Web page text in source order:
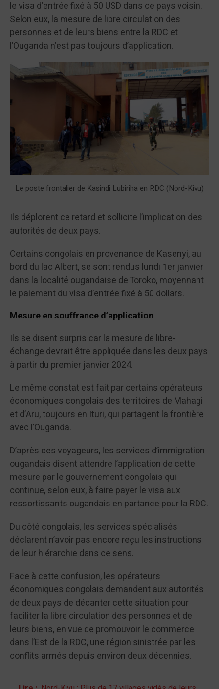
le visa d’entrée fixé à 50 USD dans ce pays voisin.
Selon eux, la mesure de libre circulation des
personnes et de leurs biens entre la RDC et
l’Ouganda n’est pas toujours d’application.
Le poste frontalier de Kasindi Lubiriha en RDC (Nord-Kivu)
Ils déplorent ce retard et sollicite l’implication des
autorités de deux pays.
Certains congolais en provenance de Kasenyi, au
bord du lac Albert, se sont rendus lundi 1er janvier
dans la localité ougandaise de Toroko, moyennant
le paiement du visa d’entrée fixé à 50 dollars.
Mesure en souffrance d’application
Ils se disent surpris car la mesure de libre-
échange devrait être appliquée dans les deux pays
à partir du premier janvier 2024.
Le même constat est fait par certains opérateurs
économiques congolais des territoires de Mahagi
et d’Aru, toujours en Ituri, qui partagent la frontière
avec l’Ouganda.
D’après ces voyageurs, les services d’immigration
ougandais disent attendre l’application de cette
mesure par le gouvernement congolais qui
continue, selon eux, à faire payer le visa aux
ressortissants ougandais en partance pour la RDC.
Du côté congolais, les services spécialisés
déclarent n’avoir pas encore reçu les instructions
de leur hiérarchie dans ce sens.
Face à cette confusion, les opérateurs
économiques congolais demandent aux autorités
de deux pays de décanter cette situation pour
faciliter la libre circulation des personnes et de
leurs biens, en vue de promouvoir le commerce
dans l’Est de la RDC, une région sinistrée par les
conflits armés depuis environ deux décennies.